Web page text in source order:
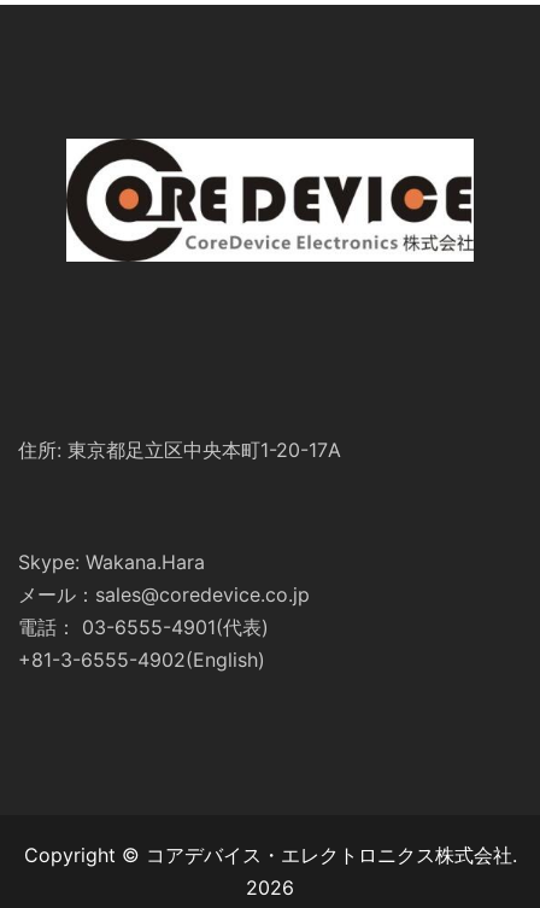
住所: 東京都足立区中央本町1-20-17A
Skype: Wakana.Hara
メール：sales@coredevice.co.jp
電話： 03-6555-4901(代表)
+81-3-6555-4902(English)
Copyright © コアデバイス・エレクトロニクス株式会社.
2026